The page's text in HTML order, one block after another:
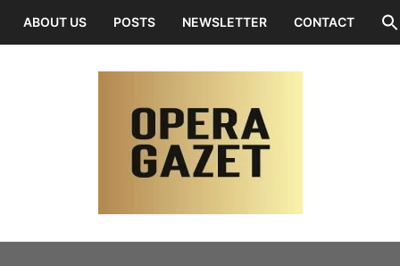
ABOUT US POSTS NEWSLETTER CONTACT